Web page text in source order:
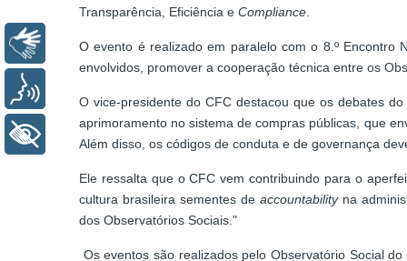
Transparência, Eficiência e Compliance
O evento é realizado em paralelo com o 8.º Encontro
envolvidos, promover a cooperação técnica entre os
O vice-presidente do CFC destacou que os debates
aprimoramento no sistema de compras públicas, que
Além disso, os códigos de conduta e de governança
Ele ressalta que o CFC vem contribuindo para o
cultura brasileira sementes de accountabilityna
dos Observatórios Sociais."
Os eventos são realizados pelo Observatório Social
Libras
+ Acessibilidade